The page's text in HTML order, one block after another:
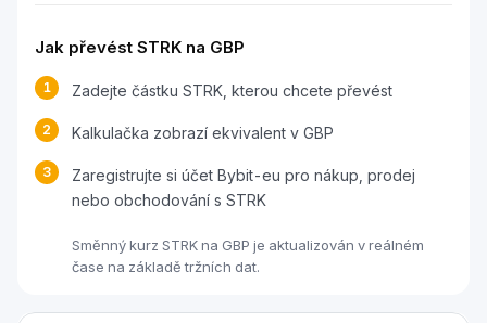
Jak převést STRK na GBP
1 Zadejte částku STRK, kterou chcete převést
2 Kalkulačka zobrazí ekvivalent v GBP
3
Zaregistrujte si účet Bybit-eu pro nákup, prodej
nebo obchodování s STRK
Směnný kurz STRK na GBP je aktualizován v reálném
čase na základě tržních dat.